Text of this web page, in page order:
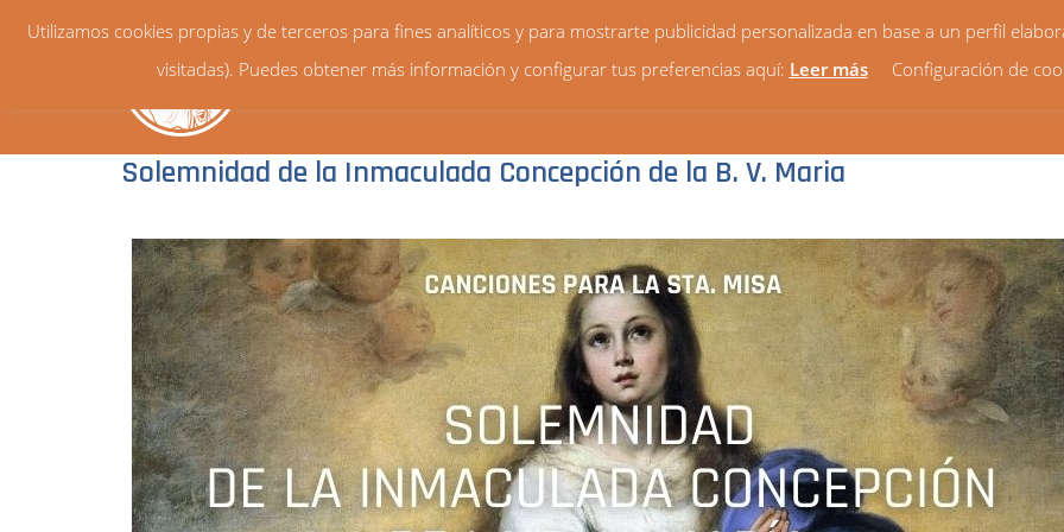
HORARIOS VIDA PARROQUIAL NOTICIAS
Solemnidad de la Inmaculada Concepción de la B. V. Maria
Utilizamos cookies propias y de terceros para fines analíticos y para mostrarte publicidad personalizada en base a un perfil
visitadas). Puedes obtener más información y configurar tus preferencias aquí: Leer más Configuración de